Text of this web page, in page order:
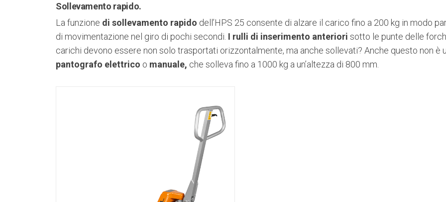
Sollevamento rapido.
La funzione di sollevamento rapido dell’HPS 25 consente di alzare il carico fino a 200 kg in modo
di movimentazione nel giro di pochi secondi. I rulli di inserimento anteriori sotto le punte delle
carichi devono essere non solo trasportati orizzontalmente, ma anche sollevati? Anche questo non è
pantografo elettrico o manuale, che solleva fino a 1000 kg a un’altezza di 800 mm.